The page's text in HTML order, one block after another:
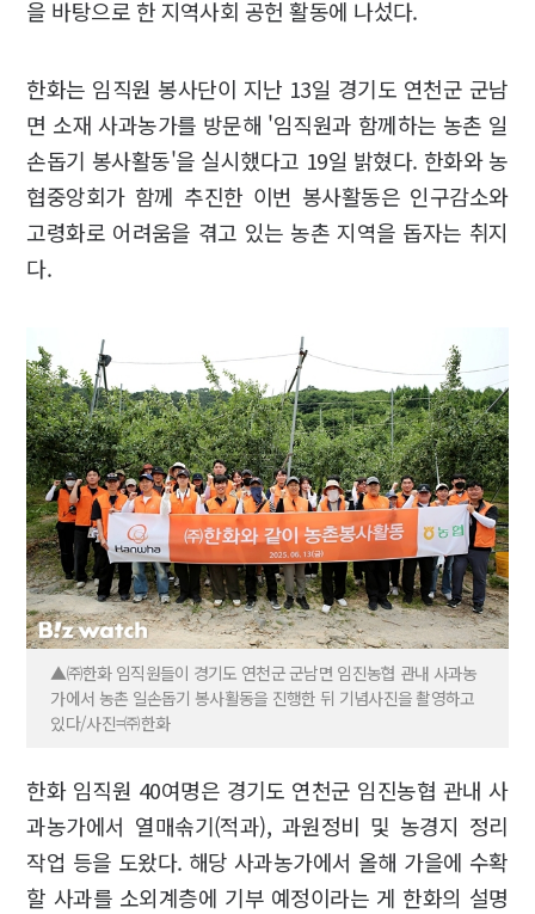
을 바탕으로 한 지역사회 공헌 활동에 나섰다.
한화는 임직원 봉사단이 지난 13일 경기도 연천군 군남
면 소재 사과농가를 방문해 '임직원과 함께하는 농촌 일
손돕기 봉사활동'을 실시했다고 19일 밝혔다. 한화와 농
협중앙회가 함께 추진한 이번 봉사활동은 인구감소와
고령화로 어려움을 겪고 있는 농촌 지역을 돕자는 취지
다.
▲㈜한화 임직원들이 경기도 연천군 군남면 임진농협 관내 사과농
가에서 농촌 일손돕기 봉사활동을 진행한 뒤 기념사진을 촬영하고
있다/사진=㈜한화
한화 임직원 40여명은 경기도 연천군 임진농협 관내 사
과농가에서 열매솎기(적과), 과원정비 및 농경지 정리
작업 등을 도왔다. 해당 사과농가에서 올해 가을에 수확
할 사과를 소외계층에 기부 예정이라는 게 한화의 설명